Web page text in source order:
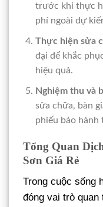
trước khi thực
phí ngoài dự
Thực hiện sửa
đại để khắc
hiệu quả.
Nghiệm thu và
sửa chữa, bàn
phiếu bảo hành
Tổng Quan
Sơn Giá Rẻ
Trong cuộc sống
đóng vai trò quan